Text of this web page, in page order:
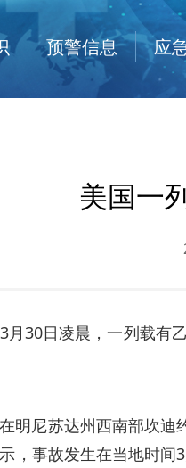
预警信息 应
美国一
月30日凌晨，一列载有
明尼苏达州西南部坎迪
，事故发生在当地时